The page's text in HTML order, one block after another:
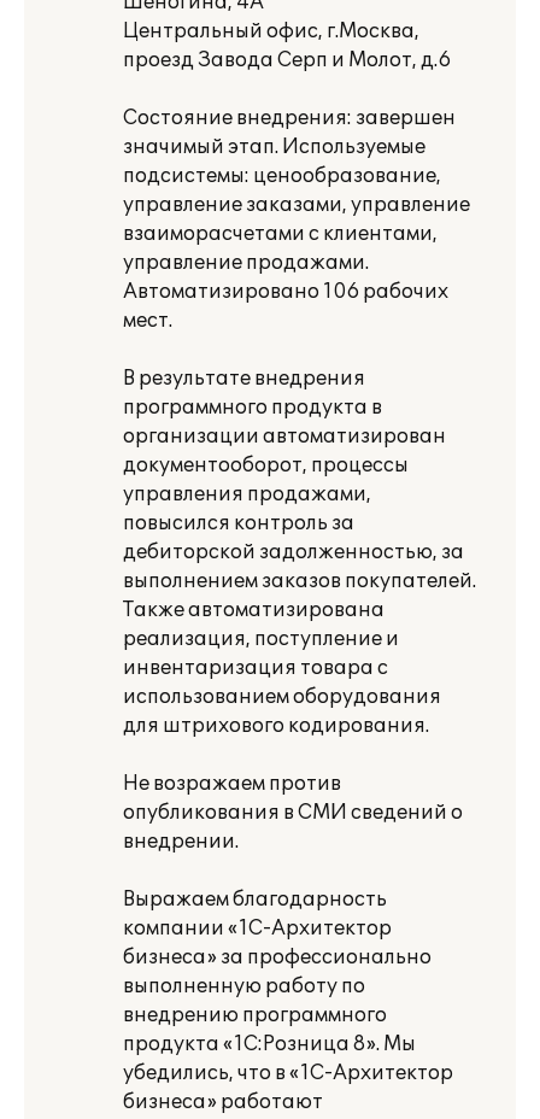
Центральный офис, г.Москва,
проезд Завода Серп и Молот, д.6
Состояние внедрения: завершен
значимый этап. Используемые
подсистемы: ценообразование,
управление заказами, управление
взаиморасчетами с клиентами,
управление продажами.
Автоматизировано 106 рабочих
мест.
В результате внедрения
программного продукта в
организации автоматизирован
документооборот, процессы
управления продажами,
повысился контроль за
дебиторской задолженностью, за
выполнением заказов покупателей.
Также автоматизирована
реализация, поступление и
инвентаризация товара с
использованием оборудования
для штрихового кодирования.
Не возражаем против
опубликования в СМИ сведений о
внедрении.
Выражаем благодарность
компании «1С-Архитектор
бизнеса» за профессионально
выполненную работу по
внедрению программного
продукта «1С:Розница 8». Мы
убедились, что в «1С-Архитектор
бизнеса» работают